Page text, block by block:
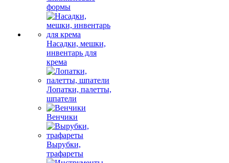
формы
Насадки, мешки,
инвентарь для
крема
Лопатки, палетты,
шпатели
Венчики
Вырубки,
трафареты